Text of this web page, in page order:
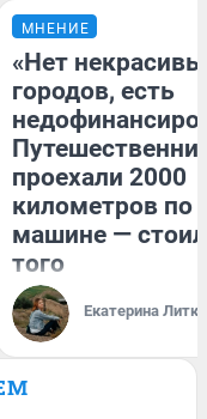
МНЕНИЕ
«Нет
городов, есть
проехали 2000
километров по
машине —
того
Екатерина